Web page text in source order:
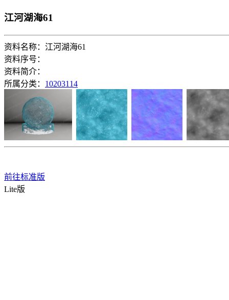
江河湖海61
资料名称：江河湖海61
资料序号：
资料简介：
所属分类： 10203114
前往标准版
Lite版